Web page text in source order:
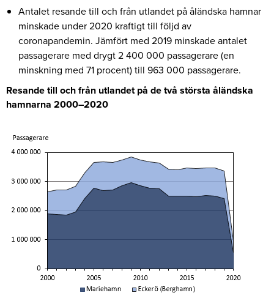
Antalet resande till och från utlandet på åländska hamnar
minskade under 2020 kraftigt till följd av
coronapandemin. Jämfört med 2019 minskade antalet
passagerare med drygt 2 400 000 passagerare (en
minskning med 71 procent) till 963 000 passagerare.
Resande till och från utlandet på de två största åländska
hamnarna 2000–2020